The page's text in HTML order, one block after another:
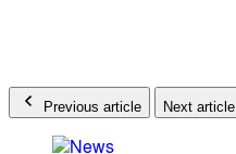
Previous article Next article